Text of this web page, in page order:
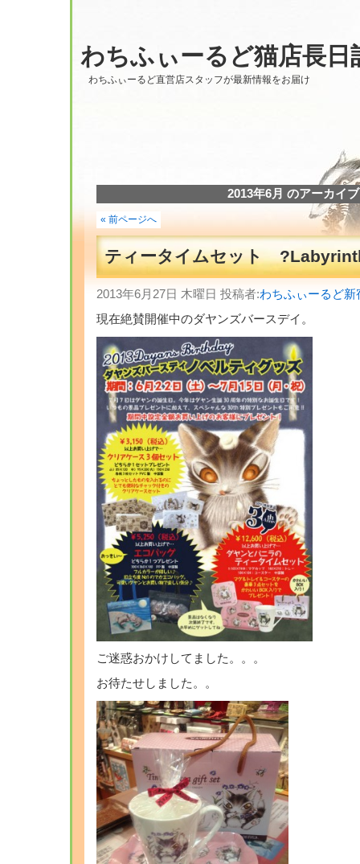
わちふぃーるど猫店長日
わちふぃーるど直営店スタッフが最新情報をお届け
2013年6月 のアーカイブ
« 前ページへ
ティータイムセット
2013年6月27日 木曜日 投稿者:わちふぃーるど
現在絶賛開催中のダヤンズバースデイ。
ご迷惑おかけしてました。。。
お待たせしました。。